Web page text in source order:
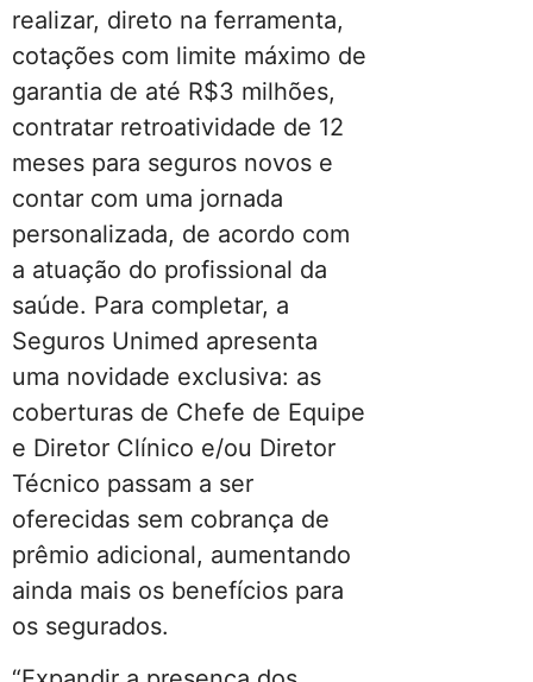
realizar, direto na ferramenta,
cotações com limite máximo de
garantia de até R$3 milhões,
contratar retroatividade de 12
meses para seguros novos e
contar com uma jornada
personalizada, de acordo com
a atuação do profissional da
saúde. Para completar, a
Seguros Unimed apresenta
uma novidade exclusiva: as
coberturas de Chefe de Equipe
e Diretor Clínico e/ou Diretor
Técnico passam a ser
oferecidas sem cobrança de
prêmio adicional, aumentando
ainda mais os benefícios para
os segurados.